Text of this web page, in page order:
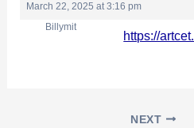
March 22, 2025 at 3:16 pm
Billymit
https://
NEXT